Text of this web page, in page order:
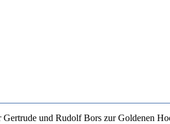
und Rudolf Bors zur Goldenen